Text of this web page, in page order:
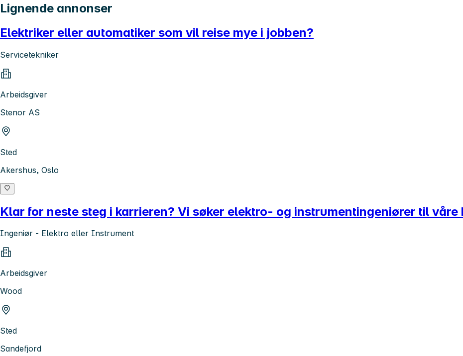
Lignende annonser
Elektriker eller automatiker som vil reise mye i jobben?
Servicetekniker
Arbeidsgiver
Stenor AS
Sted
Akershus, Oslo
Klar for neste steg i karrieren? Vi søker elektro- og instrumentingeniører til
Ingeniør - Elektro eller Instrument
Arbeidsgiver
Wood
Sted
Sandefjord